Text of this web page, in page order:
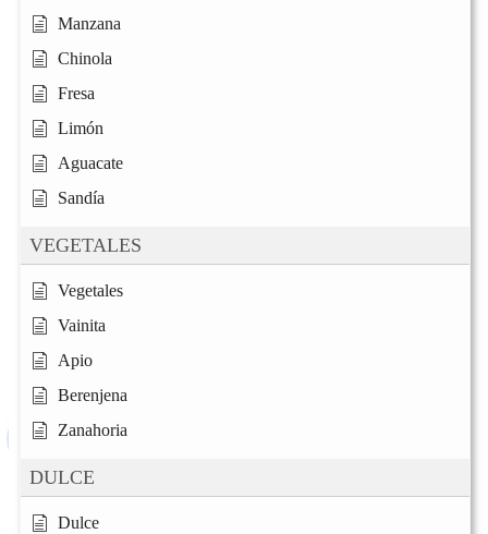
Manzana
Chinola
Fresa
Limón
Aguacate
Sandía
VEGETALES
Vegetales
Vainita
Apio
Berenjena
Zanahoria
DULCE
Dulce